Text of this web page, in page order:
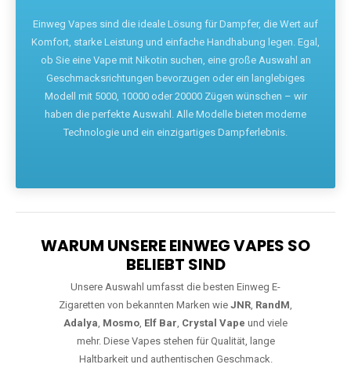
Einweg Vapes sind die ideale Lösung für Dampfer, die Wert auf
Komfort, starke Leistung und einfache Handhabung legen. Egal,
ob Sie eine Vape mit Nikotin suchen, eine große Auswahl an
Geschmacksrichtungen bevorzugen oder ein langlebiges
Modell mit 5000, 10000 oder 20000 Zügen wünschen – wir
haben die perfekte Auswahl. Alle Modelle bieten moderne
Technologie und ein einzigartiges Dampferlebnis.
WARUM UNSERE EINWEG VAPES SO
BELIEBT SIND
Unsere Auswahl umfasst die besten Einweg E-
Zigaretten von bekannten Marken wie JNR, RandM,
Adalya, Mosmo, Elf Bar, Crystal Vape und viele
mehr. Diese Vapes stehen für Qualität, lange
Haltbarkeit und authentischen Geschmack.